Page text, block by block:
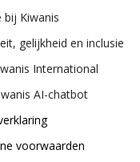
bij Kiwanis
gelijkheid en inclusie
International
AI-chatbot
voorwaarden